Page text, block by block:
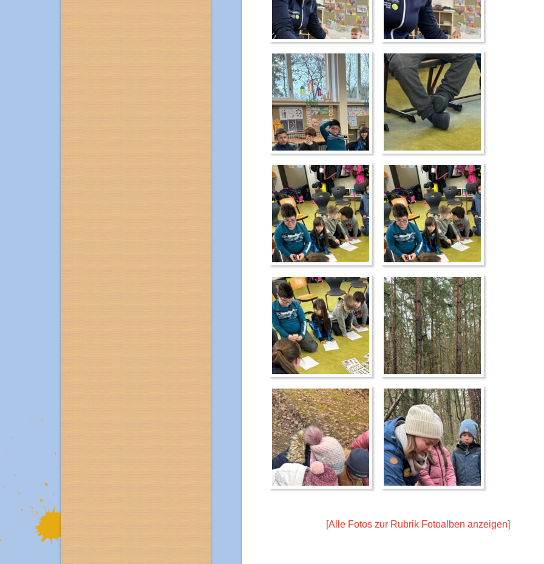
[Alle Fotos zur Rubrik Fotoalben anzeigen]